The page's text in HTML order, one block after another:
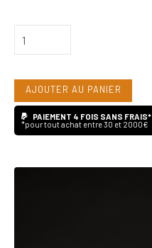
quantité
de
Lab
AT13
AJOUTER AU PANIER
PAIEMENT 4 FOIS SANS FRAIS*
*pour tout achat entre 30 et 2000€